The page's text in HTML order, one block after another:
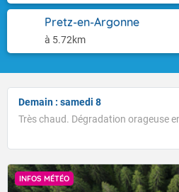
Pretz-en-Argonne
à 5.72km
Demain : samedi 8
Très chaud. Dégradation orageuse
INFOS MÉTÉO